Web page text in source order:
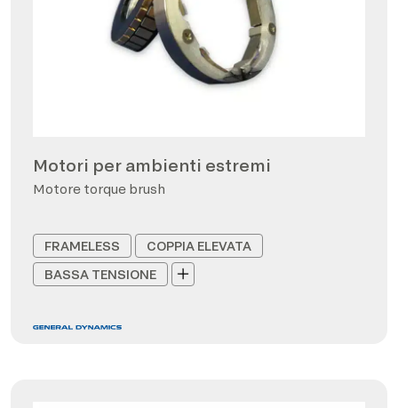
Motori per ambienti estremi
Motore torque brush
FRAMELESS
COPPIA ELEVATA
BASSA TENSIONE